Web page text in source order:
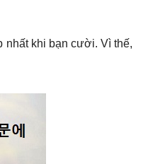
nhất khi bạn cười. Vì thế,